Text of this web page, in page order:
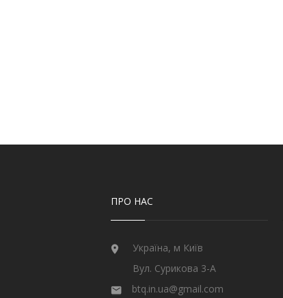
ПРО НАС
Україна, м Київ
Вул. Сурикова 3-А
btq.in.ua@gmail.com